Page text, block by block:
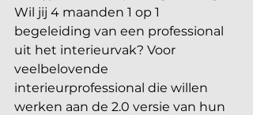
Wil jij 4 maanden 1 op 1
begeleiding van een professional
uit het interieurvak? Voor
veelbelovende
interieurprofessional die willen
werken aan de 2.0 versie van hun